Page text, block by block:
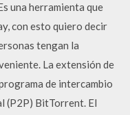
una herramienta que
con esto quiero decir
tengan la
La extensión de
de intercambio
(P2P) BitTorrent. El